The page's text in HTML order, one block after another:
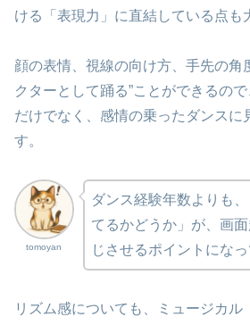
ける「表現力」に直結している点も
顔の表情、視線の向け方、手先の角
クターとして踊る”ことができるの
だけでなく、感情の乗ったダンスに
す。
tomoyan
ダンス経験年数よりも
てるかどうか」が、画面
じさせるポイントにな
リズム感についても、ミュージカル